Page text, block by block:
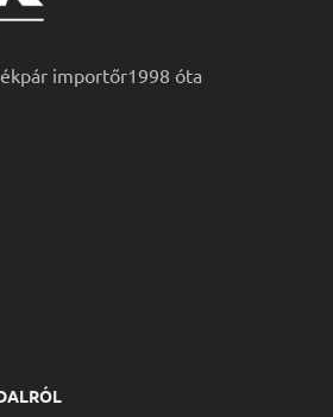
importőr1998 óta